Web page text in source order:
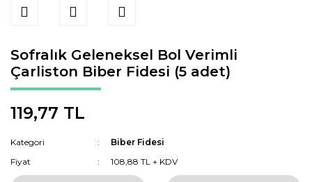
Sofralık Geleneksel Bol Verimli
Çarliston Biber Fidesi (5 adet)
119,77 TL
Kategori
Biber Fidesi
Fiyat
108,88 TL + KDV